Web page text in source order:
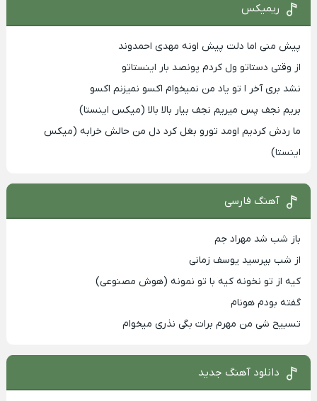
ریمیکس
پیش منی اما دلت پیش اونه مهدی احمدوند
از وقتی دستاتو ول کردم پونصد بار اینستاتو
نشد بری آخر ا تو یاد من نمیخوام اکسو نمیزنم اکسو
بریم نجف پس میریم نجف بیار بالا بالا (میکس اینستا)
ما ردش کردیم اومد تورو بغل کرد دل من حالش خرابه (میکس
اینستا)
آهنگ فارسی
باز شب شد مهراد جم
از شب بپرسید یوسف زمانی
کیه از تو نخونه کیه با تو نمونه (هوش مصنوعی)
گفته بودم هونام
تسبیح شی من مهرم برات بگی نذری میخوام
دانلود آهنگ جدید